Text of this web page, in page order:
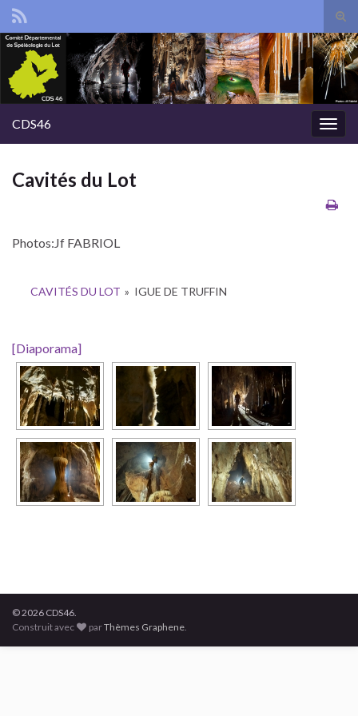
Search for:
CDS46
Cavités du Lot
Photos:Jf FABRIOL
CAVITÉS DU LOT » IGUE DE TRUFFIN
[Diaporama]
© 2026 CDS46.
Construit avec
parThèmes Graphene